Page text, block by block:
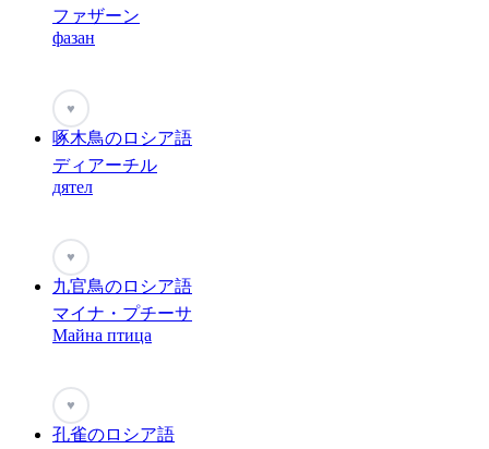
ファザーン
фазан
♥
啄木鳥のロシア語
ディアーチル
дятел
♥
九官鳥のロシア語
マイナ・プチーサ
Майна птица
♥
孔雀のロシア語